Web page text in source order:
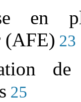
en
(AFE) 23
25